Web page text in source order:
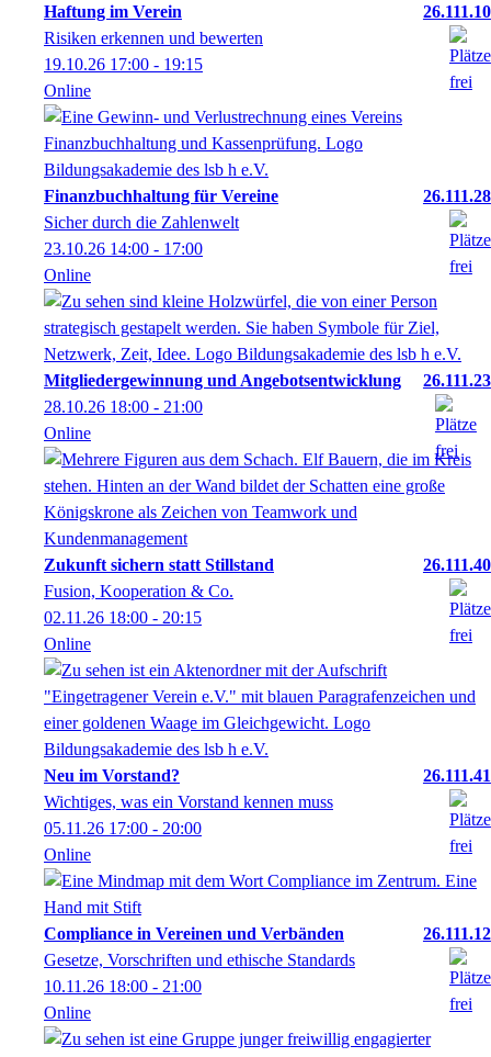
Haftung im Verein
26.111.10
Risiken erkennen und bewerten
19.10.26 17:00 - 19:15
Online
Finanzbuchhaltung für Vereine
26.111.28
Sicher durch die Zahlenwelt
23.10.26 14:00 - 17:00
Online
Mitgliedergewinnung und Angebotsentwicklung
26.111.23
28.10.26 18:00 - 21:00
Online
Zukunft sichern statt Stillstand
26.111.40
Fusion, Kooperation & Co.
02.11.26 18:00 - 20:15
Online
Neu im Vorstand?
26.111.41
Wichtiges, was ein Vorstand kennen muss
05.11.26 17:00 - 20:00
Online
Compliance in Vereinen und Verbänden
26.111.12
Gesetze, Vorschriften und ethische Standards
10.11.26 18:00 - 21:00
Online